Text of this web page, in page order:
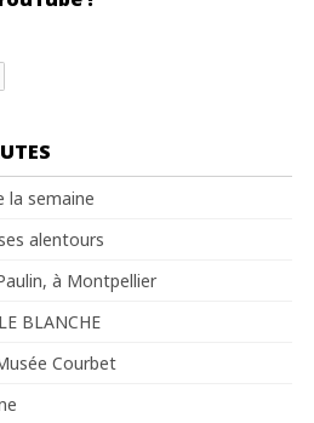
la semaine
alentours
à Montpellier
BLANCHE
Courbet